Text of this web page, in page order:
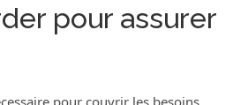
pour assurer
pour couvrir les besoins